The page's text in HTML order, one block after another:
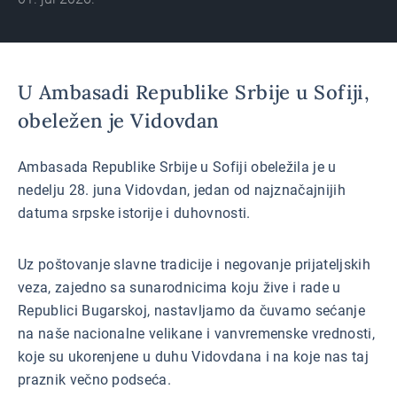
U Ambasadi Republike Srbije u Sofiji,
obeležen je Vidovdan
Ambasada Republike Srbije u Sofiji obeležila je u
nedelju 28. juna Vidovdan, jedan od najznačajnijih
datuma srpske istorije i duhovnosti.
Uz poštovanje slavne tradicije i negovanje prijateljskih
veza, zajedno sa sunarodnicima koju žive i rade u
Republici Bugarskoj, nastavljamo da čuvamo sećanje
na naše nacionalne velikane i vanvremenske vrednosti,
koje su ukorenjene u duhu Vidovdana i na koje nas taj
praznik večno podseća.